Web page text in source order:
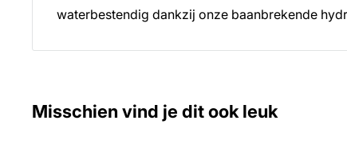
waterbestendig dankzij onze baanbrekende
Misschien vind je dit ook leuk